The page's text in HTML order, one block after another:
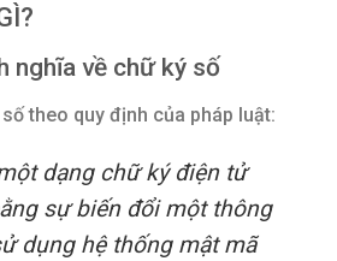
?
nghĩa về chữ ký số
theo quy định của pháp luật:
dạng chữ ký điện tử
sự biến đổi một thông
dụng hệ thống mật mã